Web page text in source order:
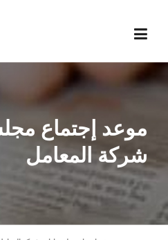
موعد إجتماع
شركة المعامل